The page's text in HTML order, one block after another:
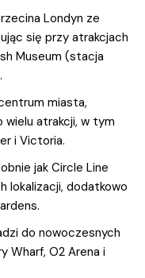
Londyn ze
się przy atrakcjach
Museum (stacja
miasta,
wielu atrakcji, w tym
i Victoria.
jak Circle Line
lokalizacji, dodatkowo
do nowoczesnych
Wharf, O2 Arena i